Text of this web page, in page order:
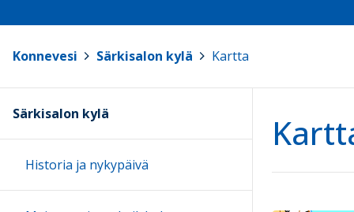
Konnevesi Särkisalon kylä Kartta
Särkisalon kylä
Historia ja nykypäivä